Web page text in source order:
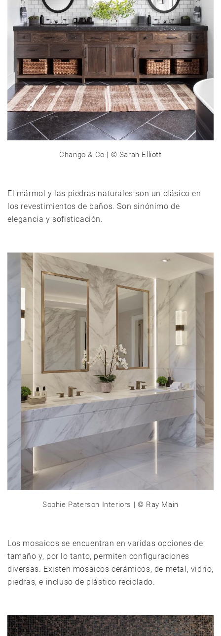
Chango & Co | © Sarah Elliott
El mármol y las piedras naturales son un clásico en
los revestimientos de baños. Son sinónimo de
elegancia y sofisticación.
Sophie Paterson Interiors | © Ray Main
Los mosaicos se encuentran en varidas opciones de
tamaño y, por lo tanto, permiten configuraciones
diversas. Existen mosaicos cerámicos, de metal, vidrio,
piedras, e incluso de plástico reciclado.